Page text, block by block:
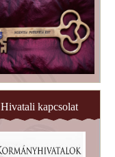
Hivatali kapcsolat